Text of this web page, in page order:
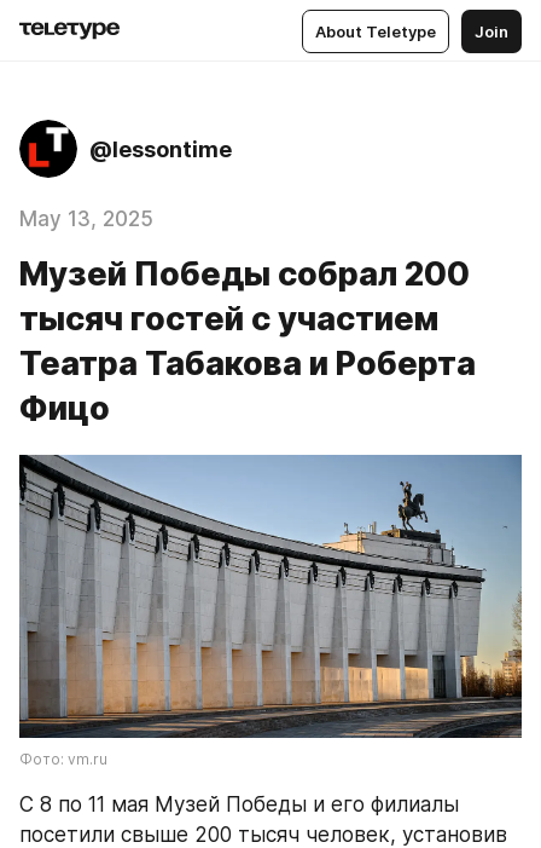
About Teletype Join
@lessontime
May 13, 2025
Музей Победы собрал 200
тысяч гостей с участием
Театра Табакова и Роберта
Фицо
Фото: vm.ru
С 8 по 11 мая Музей Победы и его филиалы
посетили свыше 200 тысяч человек, установив